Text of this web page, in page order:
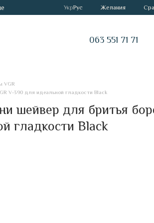
УкрРус Желания
063 551 71 71
VGR
V-390 для идеальной гладкости Black
шейвер для бритья
гладкости Black